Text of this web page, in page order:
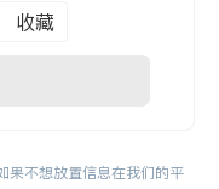
收藏
果不想放置信息在我们的平